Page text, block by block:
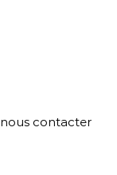
contacter